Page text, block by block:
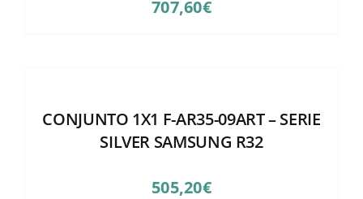
707,60€
CONJUNTO 1X1 F-AR35-09ART – SERIE
SILVER SAMSUNG R32
505,20€